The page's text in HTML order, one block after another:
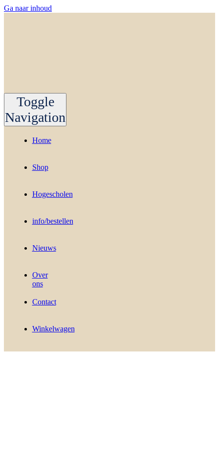
Ga naar inhoud
Toggle
Navigation
Home
Shop
Hogescholen
info/bestellen
Nieuws
Over
ons
Contact
Winkelwagen